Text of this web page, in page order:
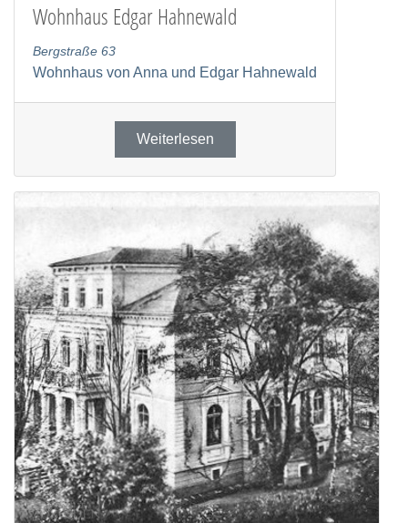
Wohnhaus Edgar Hahnewald
Bergstraße 63
Wohnhaus von Anna und Edgar Hahnewald
Weiterlesen